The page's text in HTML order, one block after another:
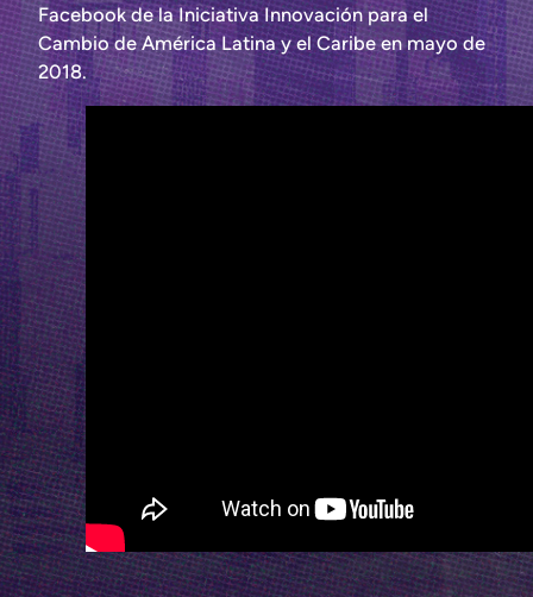
Facebook de la Iniciativa Innovación para el
Cambio de América Latina y el Caribe en mayo de
2018.